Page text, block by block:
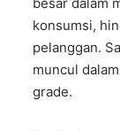
konsumsi,
pelanggan.
muncul
grade.